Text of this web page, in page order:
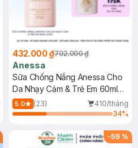
432.000 ₫702.000 ₫
Anessa
Sữa Chống Nắng Anessa Cho
Da Nhạy Cảm & Trẻ Em 60ml
(Mới)
5.0 (23)
410/tháng
34%
-59 %